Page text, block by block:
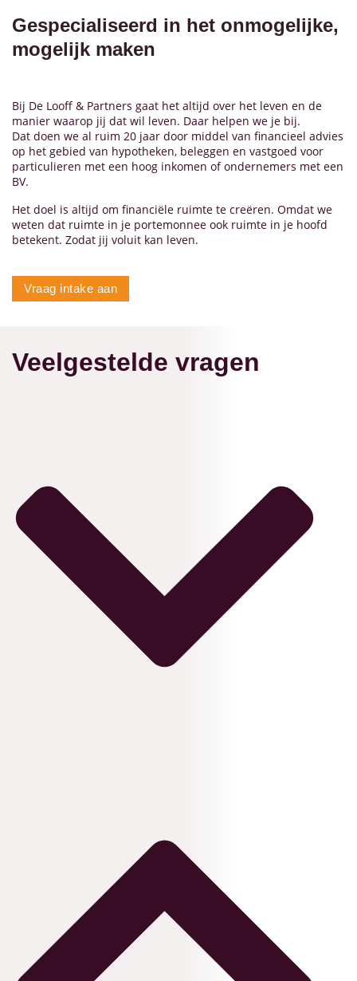
Gespecialiseerd in het onmogelijke,
mogelijk maken
Bij De Looff & Partners gaat het altijd over het leven en de
manier waarop jij dat wil leven. Daar helpen we je bij.
Dat doen we al ruim 20 jaar door middel van financieel advies
op het gebied van hypotheken, beleggen en vastgoed voor
particulieren met een hoog inkomen of ondernemers met een
BV.
Het doel is altijd om financiële ruimte te creëren. Omdat we
weten dat ruimte in je portemonnee ook ruimte in je hoofd
betekent. Zodat jij voluit kan leven.
Vraag intake aan
Veelgestelde vragen